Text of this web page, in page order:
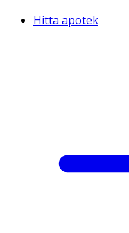
Hitta apotek